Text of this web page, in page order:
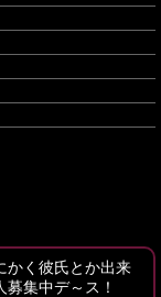
かく彼氏とか出来
集中デ～ス！